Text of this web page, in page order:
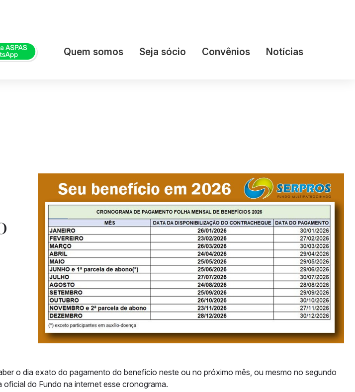
Quem somos Seja sócio Convênios Notícias
o dia exato do pagamento do benefício neste ou no próximo mês, ou mesmo no segundo
do Fundo na internet esse cronograma.